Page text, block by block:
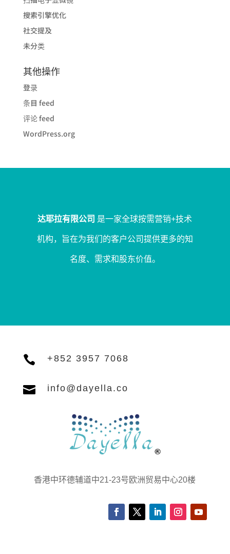
搜索引擎优化
社交提及
未分类
其他操作
登录
条目 feed
评论 feed
WordPress.org
达耶拉有限公司 是一家全球按需营销+技术
机构，旨在为我们的客户公司提供更多的知
名度、需求和股东价值。
 +852 3957 7068
 info@dayella.co
香港中环德辅道中21-23号欧洲贸易中心20楼